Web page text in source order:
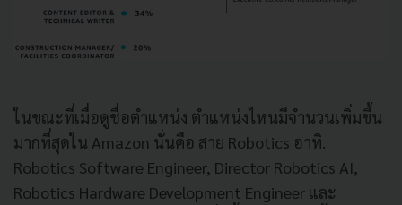
ในขณะที่เมื่อดูชื่อตำแหน่ง ตำแหน่งไหนมีจำนวนเพิ่มขึ้น
มากที่สุดใน Amazon นั่นคือ สาย Robotics อาทิ.
Robotics Software Engineer, Director Robotics AI,
Robotics Hardware Development Engineer และ